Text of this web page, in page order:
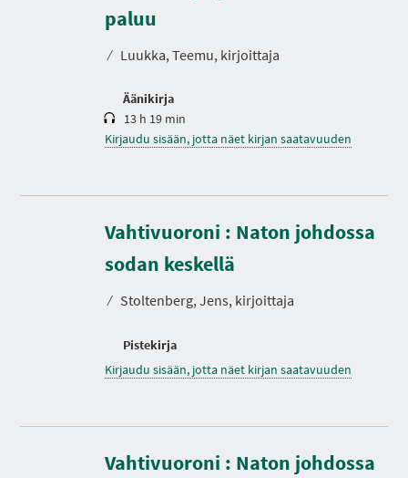
paluu
⁄ Luukka, Teemu, kirjoittaja
Äänikirja
s
t
13 h 19 min
Kirjaudu sisään, jotta näet kirjan saatavuuden
Vahtivuoroni : Naton johdossa
sodan keskellä
⁄ Stoltenberg, Jens, kirjoittaja
Pistekirja
Kirjaudu sisään, jotta näet kirjan saatavuuden
Vahtivuoroni : Naton johdossa